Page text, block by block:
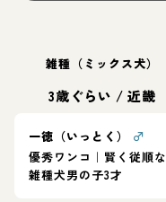
雑種（ミックス犬）
3歳ぐらい /近畿
一徳（いっとく）
♂
優秀ワンコ｜賢く従順な
雑種犬男の子3才